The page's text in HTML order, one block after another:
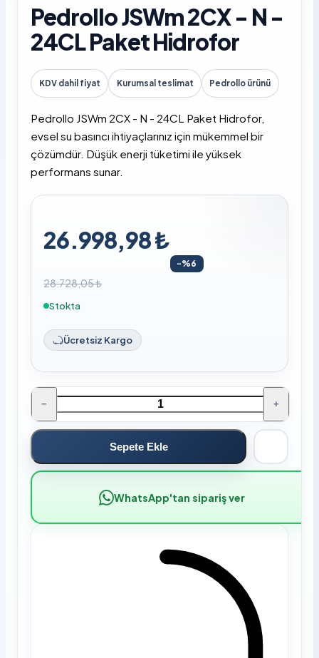
Pedrollo JSWm 2CX - N -
24CL Paket Hidrofor
KDV dahil fiyat Kurumsal teslimat Pedrollo ürünü
Pedrollo JSWm 2CX - N - 24CL Paket Hidrofor,
evsel su basıncı ihtiyaçlarınız için mükemmel bir
çözümdür. Düşük enerji tüketimi ile yüksek
performans sunar.
26.998,98 ₺
-%6
28.728,05 ₺
Stokta
Ücretsiz Kargo
− +
Sepete Ekle
WhatsApp'tan sipariş ver